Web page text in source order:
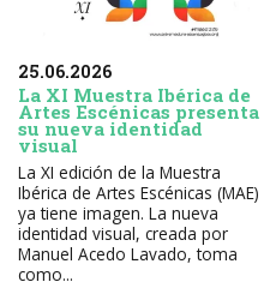
25.06.2026
La XI Muestra Ibérica de
Artes Escénicas presenta
su nueva identidad
visual
La XI edición de la Muestra
Ibérica de Artes Escénicas (MAE)
ya tiene imagen. La nueva
identidad visual, creada por
Manuel Acedo Lavado, toma
como...